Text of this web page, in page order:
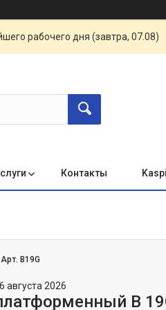
рабочего дня (завтра, 07.08)
Контакты
Арт. B19G
августа 2026
B